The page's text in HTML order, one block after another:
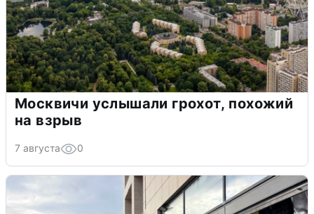
Москвичи услышали грохот, похожий
на взрыв
7 августа 0